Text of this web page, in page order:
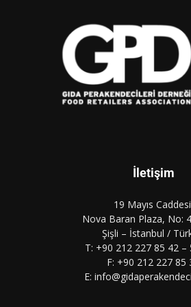
İletişim
19 Mayıs
Nova Baran Plaza, No:
Şişli – İstanbul /
T: +90 212 227 85 42 –
F: +90 212 227 85
E: